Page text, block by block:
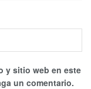
y sitio web en este
un comentario.